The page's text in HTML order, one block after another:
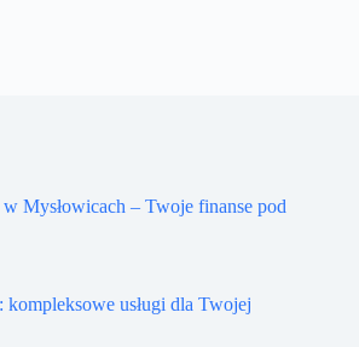
Mysłowicach – Twoje finanse pod
usługi dla Twojej